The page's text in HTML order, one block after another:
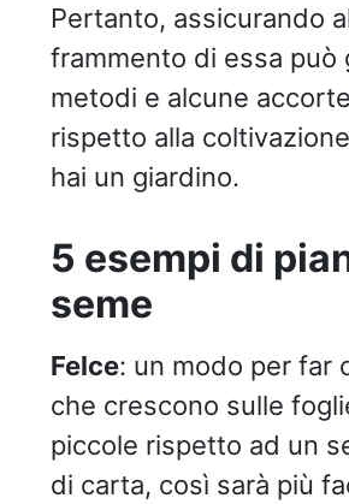
Pertanto, assicurando
frammento di essa può
metodi e alcune
rispetto alla
hai un giardino.
5 esempi di
seme
Felce: un modo per far
che crescono sulle
piccole rispetto ad un
di carta, così sarà più